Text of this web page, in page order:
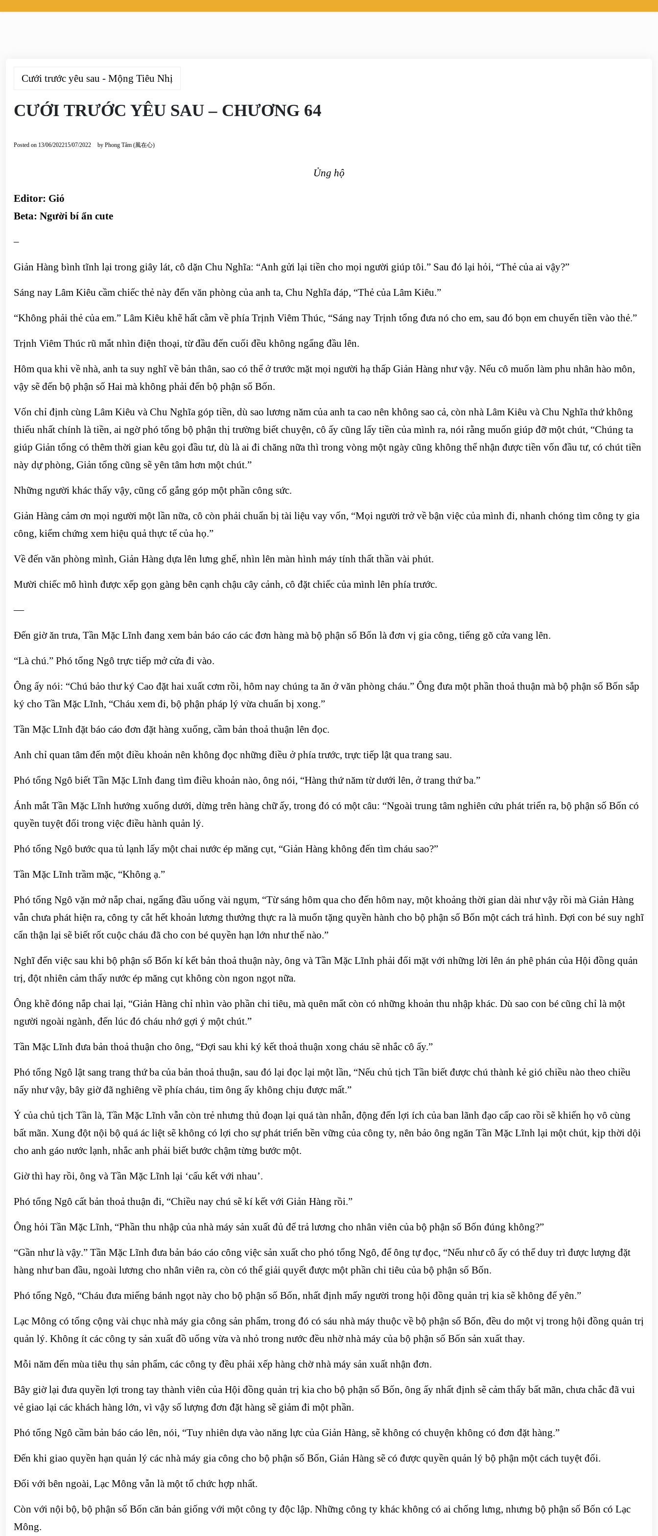
Cưới trước yêu sau - Mộng Tiêu Nhị
CƯỚI TRƯỚC YÊU SAU – CHƯƠNG 64
Posted on 13/06/202215/07/2022 by Phong Tâm (風在心)
Ủng hộ
Editor: Gió
Beta: Người bí ẩn cute
–
Giản Hàng bình tĩnh lại trong giây lát, cô dặn Chu Nghĩa: “Anh gửi lại tiền cho mọi người giúp tôi.” Sau đó lại hỏi, “Thẻ của ai vậy?”
Sáng nay Lâm Kiêu cầm chiếc thẻ này đến văn phòng của anh ta, Chu Nghĩa đáp, “Thẻ của Lâm Kiêu.”
“Không phải thẻ của em.” Lâm Kiêu khẽ hất cằm về phía Trịnh Viêm Thúc, “Sáng nay Trịnh tổng đưa nó cho em, sau đó bọn em chuyển tiền vào thẻ.”
Trịnh Viêm Thúc rũ mắt nhìn điện thoại, từ đầu đến cuối đều không ngẩng đầu lên.
Hôm qua khi về nhà, anh ta suy nghĩ về bản thân, sao có thể ở trước mặt mọi người hạ thấp Giản Hàng như vậy. Nếu cô muốn làm phu nhân hào môn,
vậy sẽ đến bộ phận số Hai mà không phải đến bộ phận số Bốn.
Vốn chỉ định cùng Lâm Kiêu và Chu Nghĩa góp tiền, dù sao lương năm của anh ta cao nên không sao cả, còn nhà Lâm Kiêu và Chu Nghĩa thứ không
thiếu nhất chính là tiền, ai ngờ phó tổng bộ phận thị trường biết chuyện, cô ấy cũng lấy tiền của mình ra, nói rằng muốn giúp đỡ một chút, “Chúng ta
giúp Giản tổng có thêm thời gian kêu gọi đầu tư, dù là ai đi chăng nữa thì trong vòng một ngày cũng không thể nhận được tiền vốn đầu tư, có chút tiền
này dự phòng, Giản tổng cũng sẽ yên tâm hơn một chút.”
Những người khác thấy vậy, cũng cố gắng góp một phần công sức.
Giản Hàng cảm ơn mọi người một lần nữa, cô còn phải chuẩn bị tài liệu vay vốn, “Mọi người trở về bận việc của mình đi, nhanh chóng tìm công ty gia
công, kiểm chứng xem hiệu quả thực tế của họ.”
Về đến văn phòng mình, Giản Hàng dựa lên lưng ghế, nhìn lên màn hình máy tính thất thần vài phút.
Mười chiếc mô hình được xếp gọn gàng bên cạnh chậu cây cảnh, cô đặt chiếc của mình lên phía trước.
—
Đến giờ ăn trưa, Tần Mặc Lĩnh đang xem bản báo cáo các đơn hàng mà bộ phận số Bốn là đơn vị gia công, tiếng gõ cửa vang lên.
“Là chú.” Phó tổng Ngô trực tiếp mở cửa đi vào.
Ông ấy nói: “Chú bảo thư ký Cao đặt hai xuất cơm rồi, hôm nay chúng ta ăn ở văn phòng cháu.” Ông đưa một phần thoả thuận mà bộ phận số Bốn sắp
ký cho Tần Mặc Lĩnh, “Cháu xem đi, bộ phận pháp lý vừa chuẩn bị xong.”
Tần Mặc Lĩnh đặt báo cáo đơn đặt hàng xuống, cầm bản thoả thuận lên đọc.
Anh chỉ quan tâm đến một điều khoản nên không đọc những điều ở phía trước, trực tiếp lật qua trang sau.
Phó tổng Ngô biết Tần Mặc Lĩnh đang tìm điều khoản nào, ông nói, “Hàng thứ năm từ dưới lên, ở trang thứ ba.”
Ánh mắt Tần Mặc Lĩnh hướng xuống dưới, dừng trên hàng chữ ấy, trong đó có một câu: “Ngoài trung tâm nghiên cứu phát triển ra, bộ phận số Bốn có
quyền tuyệt đối trong việc điều hành quản lý.
Phó tổng Ngô bước qua tủ lạnh lấy một chai nước ép măng cụt, “Giản Hàng không đến tìm cháu sao?”
Tần Mặc Lĩnh trầm mặc, “Không ạ.”
Phó tổng Ngô vặn mở nắp chai, ngẩng đầu uống vài ngụm, “Từ sáng hôm qua cho đến hôm nay, một khoảng thời gian dài như vậy rồi mà Giản Hàng
vẫn chưa phát hiện ra, công ty cắt hết khoản lương thưởng thực ra là muốn tặng quyền hành cho bộ phận số Bốn một cách trá hình. Đợi con bé suy nghĩ
cẩn thận lại sẽ biết rốt cuộc cháu đã cho con bé quyền hạn lớn như thế nào.”
Nghĩ đến việc sau khi bộ phận số Bốn kí kết bản thoả thuận này, ông và Tần Mặc Lĩnh phải đối mặt với những lời lên án phê phán của Hội đồng quản
trị, đột nhiên cảm thấy nước ép măng cụt không còn ngon ngọt nữa.
Ông khẽ đóng nắp chai lại, “Giản Hàng chỉ nhìn vào phần chi tiêu, mà quên mất còn có những khoản thu nhập khác. Dù sao con bé cũng chỉ là một
người ngoài ngành, đến lúc đó cháu nhớ gợi ý một chút.”
Tần Mặc Lĩnh đưa bản thoả thuận cho ông, “Đợi sau khi ký kết thoả thuận xong cháu sẽ nhắc cô ấy.”
Phó tổng Ngô lật sang trang thứ ba của bản thoả thuận, sau đó lại đọc lại một lần, “Nếu chủ tịch Tần biết được chú thành kẻ gió chiều nào theo chiều
nấy như vậy, bây giờ đã nghiêng về phía cháu, tim ông ấy không chịu được mất.”
Ý của chủ tịch Tần là, Tần Mặc Lĩnh vẫn còn trẻ nhưng thủ đoạn lại quá tàn nhẫn, động đến lợi ích của ban lãnh đạo cấp cao rồi sẽ khiến họ vô cùng
bất mãn. Xung đột nội bộ quá ác liệt sẽ không có lợi cho sự phát triển bền vững của công ty, nên bảo ông ngăn Tần Mặc Lĩnh lại một chút, kịp thời dội
cho anh gáo nước lạnh, nhắc anh phải biết bước chậm từng bước một.
Giờ thì hay rồi, ông và Tần Mặc Lĩnh lại ‘cấu kết với nhau’.
Phó tổng Ngô cất bản thoả thuận đi, “Chiều nay chú sẽ kí kết với Giản Hàng rồi.”
Ông hỏi Tần Mặc Lĩnh, “Phần thu nhập của nhà máy sản xuất đủ để trả lương cho nhân viên của bộ phận số Bốn đúng không?”
“Gần như là vậy.” Tần Mặc Lĩnh đưa bản báo cáo công việc sản xuất cho phó tổng Ngô, để ông tự đọc, “Nếu như cô ấy có thể duy trì được lượng đặt
hàng như ban đầu, ngoài lương cho nhân viên ra, còn có thể giải quyết được một phần chi tiêu của bộ phận số Bốn.
Phó tổng Ngô, “Cháu đưa miếng bánh ngọt này cho bộ phận số Bốn, nhất định mấy người trong hội đồng quản trị kia sẽ không để yên.”
Lạc Mông có tổng cộng vài chục nhà máy gia công sản phẩm, trong đó có sáu nhà máy thuộc về bộ phận số Bốn, đều do một vị trong hội đồng quản trị
quản lý. Không ít các công ty sản xuất đồ uống vừa và nhỏ trong nước đều nhờ nhà máy của bộ phận số Bốn sản xuất thay.
Mỗi năm đến mùa tiêu thụ sản phẩm, các công ty đều phải xếp hàng chờ nhà máy sản xuất nhận đơn.
Bây giờ lại đưa quyền lợi trong tay thành viên của Hội đồng quản trị kia cho bộ phận số Bốn, ông ấy nhất định sẽ cảm thấy bất mãn, chưa chắc đã vui
vẻ giao lại các khách hàng lớn, vì vậy số lượng đơn đặt hàng sẽ giảm đi một phần.
Phó tổng Ngô cầm bản báo cáo lên, nói, “Tuy nhiên dựa vào năng lực của Giản Hàng, sẽ không có chuyện không có đơn đặt hàng.”
Đến khi giao quyền hạn quản lý các nhà máy gia công cho bộ phận số Bốn, Giản Hàng sẽ có được quyền quản lý bộ phận một cách tuyệt đối.
Đối với bên ngoài, Lạc Mông vẫn là một tổ chức hợp nhất.
Còn với nội bộ, bộ phận số Bốn căn bản giống với một công ty độc lập. Những công ty khác không có ai chống lưng, nhưng bộ phận số Bốn có Lạc
Mông.